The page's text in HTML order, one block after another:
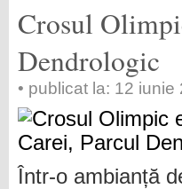
Crosul
Dendrologic
• publicat la: 12 iunie
Într-o ambianță